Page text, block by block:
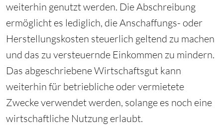
weiterhin genutzt werden. Die Abschreibung
ermöglicht es lediglich, die Anschaffungs- oder
Herstellungskosten steuerlich geltend zu machen
und das zu versteuernde Einkommen zu mindern.
Das abgeschriebene Wirtschaftsgut kann
weiterhin für betriebliche oder vermietete
Zwecke verwendet werden, solange es noch eine
wirtschaftliche Nutzung erlaubt.